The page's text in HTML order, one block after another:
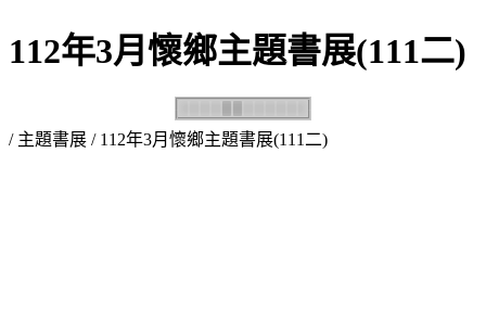
112年3月懷鄉主題書展(111二)
/ 主題書展 / 112年3月懷鄉主題書展(111二)